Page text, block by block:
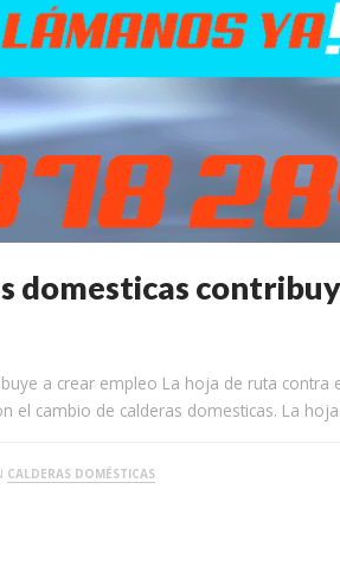
domesticas
a crear empleo La hoja de ruta contra
el cambio de calderas domesticas. La
CALDERAS DOMÉSTICAS